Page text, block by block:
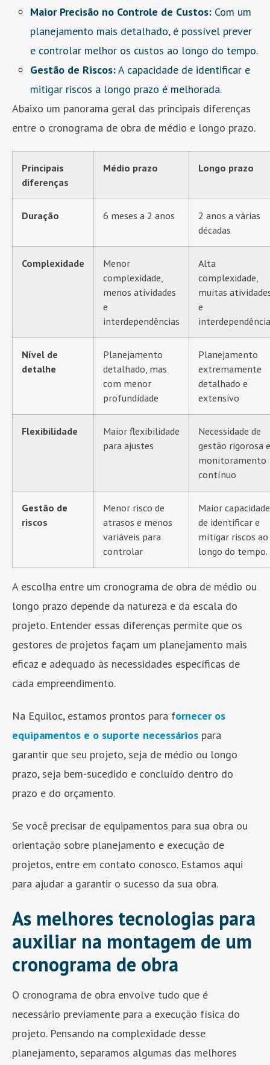
Maior Precisão no Controle de Custos: Com um
planejamento mais detalhado, é possível prever
e controlar melhor os custos ao longo do tempo.
Gestão de Riscos:A capacidade de identificar e
mitigar riscos a longo prazo é melhorada.
Abaixo um panorama geral das principais diferenças
entre o cronograma de obra de médio e longo prazo.
Principais
diferenças
Médio prazo Longo prazo
Duração 6 meses a 2 anos
2 anos a várias
décadas
Complexidade
Menor
complexidade,
menos atividades
e
interdependências
Alta
complexidade,
muitas
e
Nível de
detalhe
Planejamento
detalhado, mas
com menor
profundidade
Planejamento
extremamente
detalhado e
extensivo
Flexibilidade
Maior flexibilidade
para ajustes
Necessidade de
gestão rigorosa e
monitoramento
contínuo
Gestão de
riscos
Menor risco de
atrasos e menos
variáveis para
controlar
Maior capacidade
de identificar e
mitigar riscos ao
longo do tempo.
A escolha entre um cronograma de obra de médio ou
longo prazo depende da natureza e da escala do
projeto. Entender essas diferenças permite que os
gestores de projetos façam um planejamento mais
eficaz e adequado às necessidades específicas de
cada empreendimento.
Na Equiloc, estamos prontos para fornecer os
equipamentos e o suporte necessários para
garantir que seu projeto, seja de médio ou longo
prazo, seja bem-sucedido e concluído dentro do
prazo e do orçamento.
Se você precisar de equipamentos para sua obra ou
orientação sobre planejamento e execução de
projetos, entre em contato conosco. Estamos aqui
para ajudar a garantir o sucesso da sua obra.
As melhores tecnologias para
auxiliar na montagem de um
cronograma de obra
O cronograma de obra envolve tudo que é
necessário previamente para a execução física do
projeto. Pensando na complexidade desse
planejamento, separamos algumas das melhores